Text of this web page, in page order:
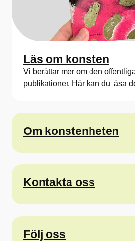
Läs om konsten
Vi berättar mer om den
publikationer. Här kan du läsa
Om konstenheten
Kontakta oss
Följ oss